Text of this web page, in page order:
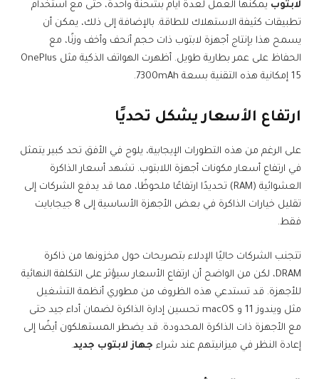
لابتوب يمكنها العمل لعدة أيام بشحنة واحدة، حتى مع استخدام
تطبيقات كثيفة الاستهلاك للطاقة. بالإضافة إلى ذلك، يمكن أن
يسمح هذا بإنتاج أجهزة لابتوب ذات حجم أنحف وأخف وزنًا، مع
الحفاظ على عمر بطارية طويل. أظهرت الهواتف الذكية مثل OnePlus
15 إمكانية هذه التقنية بسعة 7300mAh.
ارتفاع الأسعار يشكل تحديًا
على الرغم من هذه التطورات الإيجابية، يلوح في الأفق تحد كبير يتمثل
في ارتفاع أسعار مكونات أجهزة اللابتوب. تشهد أسعار الذاكرة
العشوائية (RAM) تحديدًا ارتفاعًا ملحوظًا، مما قد يدفع الشركات إلى
تقليل خيارات الذاكرة في بعض الأجهزة الأساسية إلى 8 جيجابايت
فقط.
تتجنب الشركات حاليًا الإدلاء بتصريحات حول مخزونها من ذاكرة
DRAM، لكن من الواضح أن ارتفاع الأسعار سيؤثر على التكلفة النهائية
للأجهزة. قد تستدعي هذه الظروف من مطوري أنظمة التشغيل
مثل ويندوز 11 و macOS تحسين إدارة الذاكرة لضمان أداء جيد حتى
مع الأجهزة ذات الذاكرة المحدودة. قد يضطر المستهلكون أيضًا إلى
إعادة النظر في ميزانيتهم عند شراء جهاز لابتوب جديد.